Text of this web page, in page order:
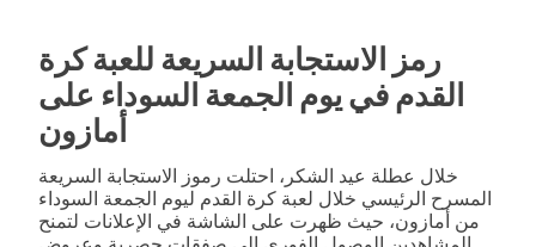
رمز الاستجابة السريعة للعبة كرة
القدم في يوم الجمعة السوداء على
أمازون
خلال عطلة عيد الشكر، احتلت رموز الاستجابة السريعة
المسرح الرئيسي خلال لعبة كرة القدم ليوم الجمعة السوداء
من أمازون، حيث ظهرت على الشاشة في الإعلانات لتمنح